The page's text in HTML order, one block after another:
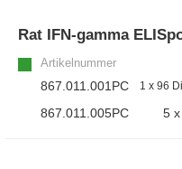
Rat IFN-gamma
Artikelnummer
867.011.001PC 1 x 96
867.011.005PC 5